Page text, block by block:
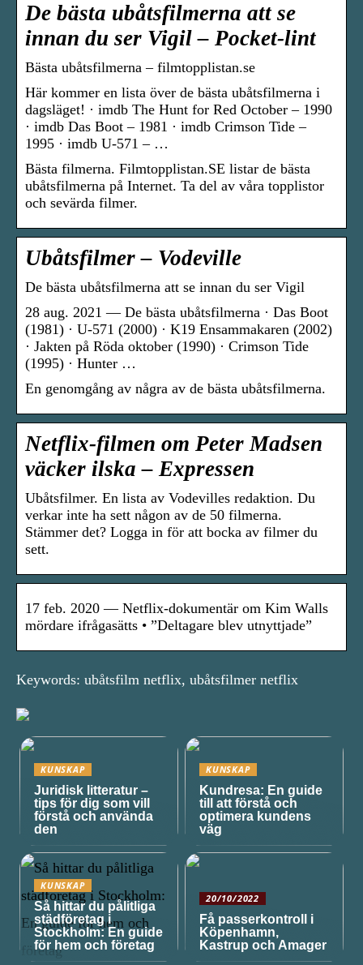
De bästa ubåtsfilmerna att se
innan du ser Vigil – Pocket-lint
Bästa ubåtsfilmerna – filmtopplistan.se
Här kommer en lista över de bästa ubåtsfilmerna i
dagsläget! · imdb The Hunt for Red October – 1990
· imdb Das Boot – 1981 · imdb Crimson Tide –
1995 · imdb U-571 – …
Bästa filmerna. Filmtopplistan.SE listar de bästa
ubåtsfilmerna på Internet. Ta del av våra topplistor
och sevärda filmer.
Ubåtsfilmer – Vodeville
De bästa ubåtsfilmerna att se innan du ser Vigil
28 aug. 2021 — De bästa ubåtsfilmerna · Das Boot
(1981) · U-571 (2000) · K19 Ensammakaren (2002)
· Jakten på Röda oktober (1990) · Crimson Tide
(1995) · Hunter …
En genomgång av några av de bästa ubåtsfilmerna.
Netflix-filmen om Peter Madsen
väcker ilska – Expressen
Ubåtsfilmer. En lista av Vodevilles redaktion. Du
verkar inte ha sett någon av de 50 filmerna.
Stämmer det? Logga in för att bocka av filmer du
sett.
17 feb. 2020 — Netflix-dokumentär om Kim Walls
mördare ifrågasätts • ”Deltagare blev utnyttjade”
Keywords: ubåtsfilm netflix, ubåtsfilmer netflix
KUNSKAP
Juridisk litteratur –
tips för dig som vill
förstå och använda
den
KUNSKAP
Kundresa: En guide
till att förstå och
optimera kundens
väg
KUNSKAP
Så hittar du pålitliga
städföretag i
Stockholm: En guide
för hem och företag
20/10/2022
Få passerkontroll i
Köpenhamn,
Kastrup och Amager